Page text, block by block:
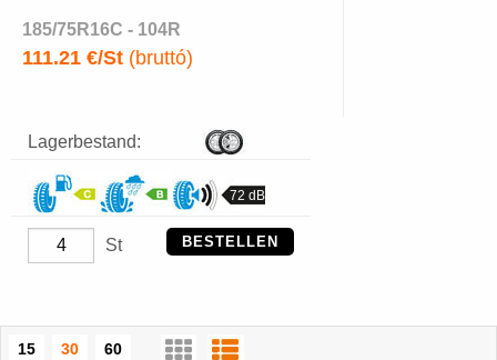
185/75R16C - 104R
111.21 €/St (bruttó)
Lagerbestand:
72 dB
St BESTELLEN
15 30
60